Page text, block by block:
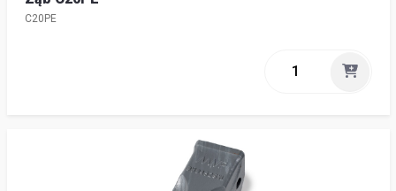
C20PE